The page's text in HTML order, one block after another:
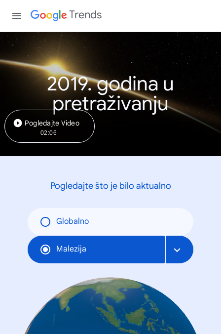
Trends
2019. godina u
pretraživanju
Pogledajte Video
02:06
Pogledajte što je bilo aktualno
Globalno
Malezija